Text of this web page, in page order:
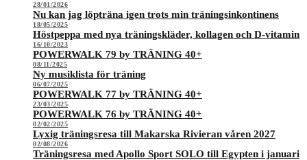
28/01/2026
Nu kan jag löpträna igen trots min träningsinkontinens
18/05/2025
Höstpeppa med nya träningskläder, kollagen och D-vitamin
16/10/2023
POWERWALK 79 by TRÄNING 40+
08/11/2025
Ny musiklista för träning
06/07/2025
POWERWALK 77 by TRÄNING 40+
23/03/2025
POWERWALK 76 by TRÄNING 40+
02/02/2025
Lyxig träningsresa till Makarska Rivieran våren 2027
02/08/2026
Träningsresa med Apollo Sport SOLO till Egypten i januari